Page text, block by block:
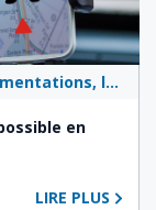
Réglementations, lois et politiques publiques
en
LIRE PLUS